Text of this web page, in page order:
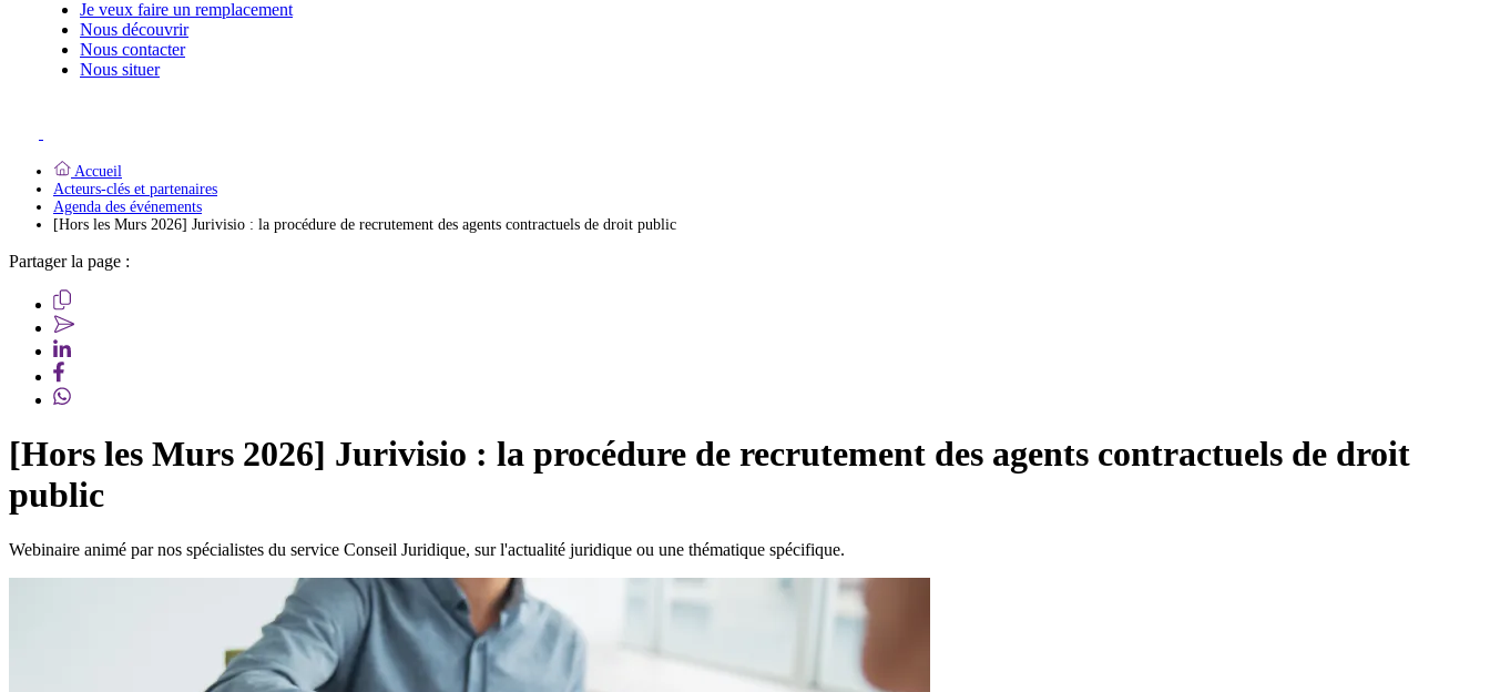
Je veux faire un remplacement
Nous découvrir
Nous contacter
Nous situer
Accueil
Acteurs-clés et partenaires
Agenda des événements
[Hors les Murs 2026] Jurivisio : la procédure de recrutement des agents contractuels de droit public
Partager la page :
[Hors les Murs 2026] Jurivisio : la procédure de recrutement des agents contractuels de droit
public
Webinaire animé par nos spécialistes du service Conseil Juridique, sur l'actualité juridique ou une thématique spécifique.